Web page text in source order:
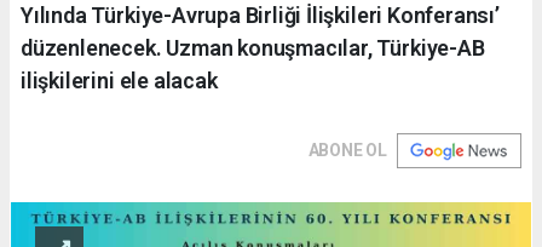
Yılında Türkiye-Avrupa Birliği İlişkileri Konferansı’
düzenlenecek. Uzman konuşmacılar, Türkiye-AB
ilişkilerini ele alacak
ABONE OL